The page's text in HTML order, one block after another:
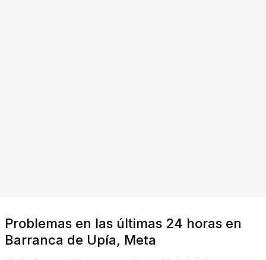
Problemas en las últimas 24 horas en
Barranca de Upía, Meta